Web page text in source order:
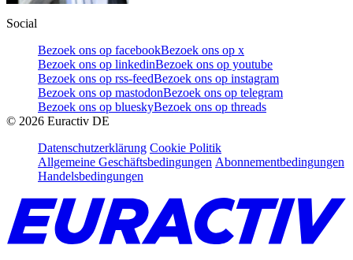
Social
Bezoek ons op facebookBezoek ons op x
Bezoek ons op linkedinBezoek ons op youtube
Bezoek ons op rss-feedBezoek ons op instagram
Bezoek ons op mastodonBezoek ons op telegram
Bezoek ons op blueskyBezoek ons op threads
© 2026 Euractiv DE
Datenschutzerklärung Cookie Politik
Allgemeine Geschäftsbedingungen Abonnementbedingungen
Handelsbedingungen